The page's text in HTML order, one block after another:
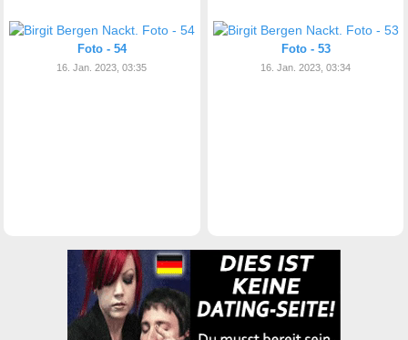
Foto - 54
16. Jan. 2023, 03:35
Foto - 53
16. Jan. 2023, 03:34